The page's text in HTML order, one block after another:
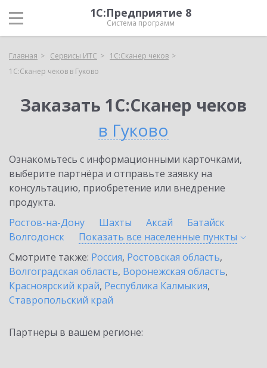
1С:Предприятие 8
Система программ
Главная Сервисы ИТС
1С:Сканер чеков
1С:Сканер чеков в Гуково
Заказать 1С:Сканер чеков
в Гуково
Ознакомьтесь с информационными карточками,
выберите партнёра и отправьте заявку на
консультацию, приобретение или внедрение
продукта.
Ростов-на-Дону
Шахты Аксай
Батайск
Волгодонск
Показать все населенные пункты
Смотрите также: Россия, Ростовская область,
Волгоградская область, Воронежская область,
Красноярский край, Республика Калмыкия,
Ставропольский край
Партнеры в вашем регионе: